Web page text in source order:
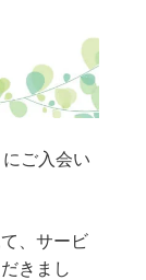
ご入会い
、サービ
きまし